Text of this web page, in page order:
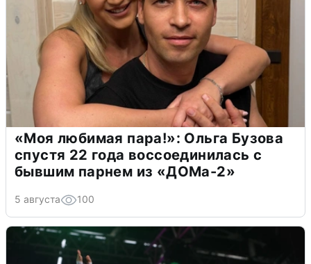
«Моя любимая пара!»: Ольга Бузова
спустя 22 года воссоединилась с
бывшим парнем из «ДОМа-2»
5 августа 100